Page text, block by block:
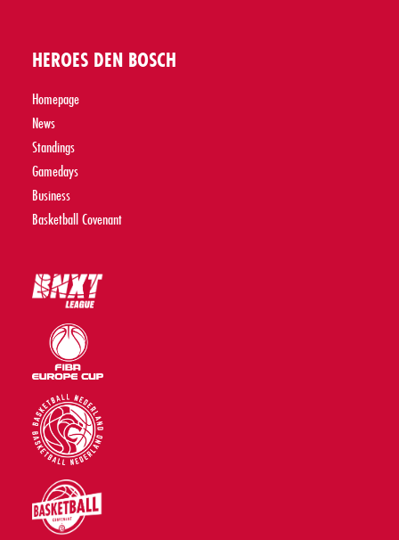
HEROES DEN BOSCH
Homepage
News
Standings
Gamedays
Business
Basketball Covenant